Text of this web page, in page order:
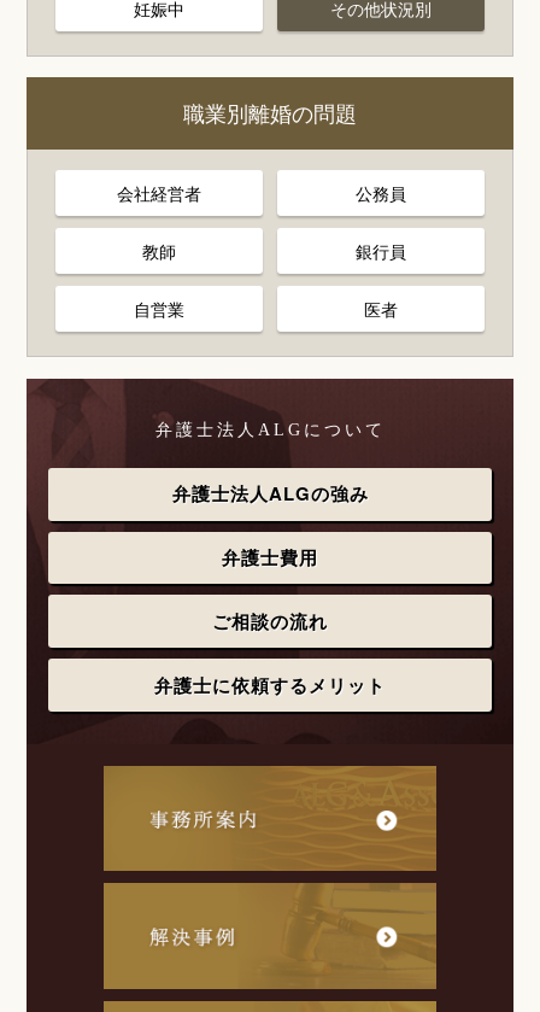
妊娠中 その他状況別
職業別離婚の問題
会社経営者 公務員
教師 銀行員
自営業 医者
弁護士法人ALGについて
弁護士法人ALGの強み
弁護士費用
ご相談の流れ
弁護士に依頼するメリット